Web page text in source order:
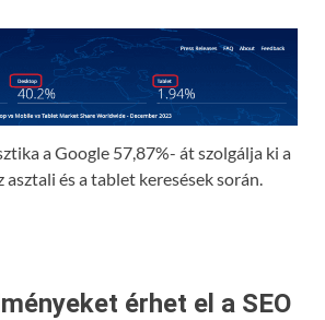
a Google 57,87%- át szolgálja ki a
asztali és a tablet keresések során.
érhet el a SEO